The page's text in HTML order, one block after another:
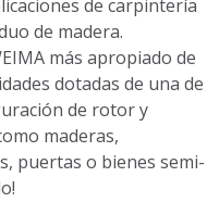
de carpintería
de madera.
más apropiado de
dotadas de una de
de rotor y
maderas,
puertas o bienes semi-